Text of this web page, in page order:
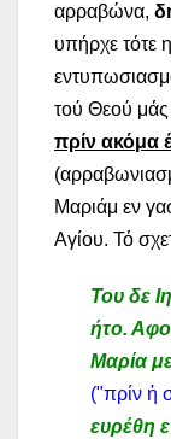
αρραβώνα,
υπήρχε τότε
τού Θεού μάς
πρίν ακόμα
Μαριάμ εν
Αγίου. Τό
Του δε
ήτο.
Μαρία
("πρίν ἠ
ευρέθη